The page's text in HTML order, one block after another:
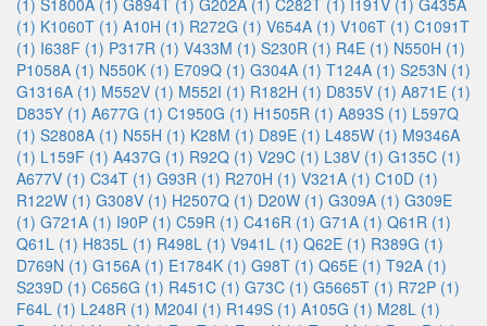
(1) S1800A (1) G894T (1) G202A (1) C282T (1) I191V (1) G435A
(1) K1060T (1) A10H (1) R272G (1) V654A (1) V106T (1) C1091T
(1) I638F (1) P317R (1) V433M (1) S230R (1) R4E (1) N550H (1)
P1058A (1) N550K (1) E709Q (1) G304A (1) T124A (1) S253N (1)
G1316A (1) M552V (1) M552I (1) R182H (1) D835V (1) A871E (1)
D835Y (1) A677G (1) C1950G (1) H1505R (1) A893S (1) L597Q
(1) S2808A (1) N55H (1) K28M (1) D89E (1) L485W (1) M9346A
(1) L159F (1) A437G (1) R92Q (1) V29C (1) L38V (1) G135C (1)
A677V (1) C34T (1) G93R (1) R270H (1) V321A (1) C10D (1)
R122W (1) G308V (1) H2507Q (1) D20W (1) G309A (1) G309E
(1) G721A (1) I90P (1) C59R (1) C416R (1) G71A (1) Q61R (1)
Q61L (1) H835L (1) R498L (1) V941L (1) Q62E (1) R389G (1)
D769N (1) G156A (1) E1784K (1) G98T (1) Q65E (1) T92A (1)
S239D (1) C656G (1) R451C (1) G73C (1) G5665T (1) R72P (1)
F64L (1) L248R (1) M204I (1) R149S (1) A105G (1) M28L (1)